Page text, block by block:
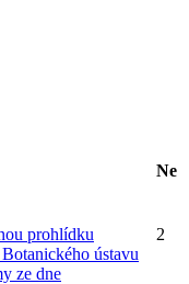
Ne
prohlídku
ústavu
ze dne
2